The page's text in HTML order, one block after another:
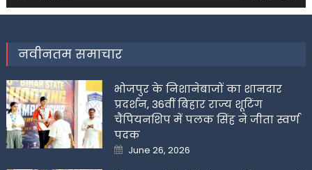
नवीनतम समाचार
भोजपुर के निशानेबाजों का शानदार
प्रदर्शन, 36वीं बिहार राज्य शूटिंग
चैंपियनशिप में पलक सिंह ने जीता स्वर्ण
पदक
Posted
on
June 26, 2026